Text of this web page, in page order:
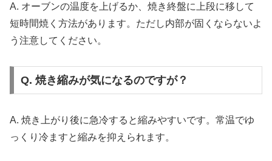
A. オーブンの温度を上げるか、焼き終盤に上段に移して
短時間焼く方法があります。ただし内部が固くならないよ
う注意してください。
Q. 焼き縮みが気になるのですが？
A. 焼き上がり後に急冷すると縮みやすいです。常温でゆ
っくり冷ますと縮みを抑えられます。